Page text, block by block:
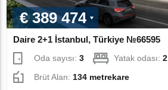
€ 389 474
Daire 2+1 İstanbul, Türkiye №66595
Oda sayısı:3 Yatak odası:2
Brüt Alan:134 metrekare